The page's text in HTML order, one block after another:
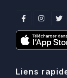
Liens